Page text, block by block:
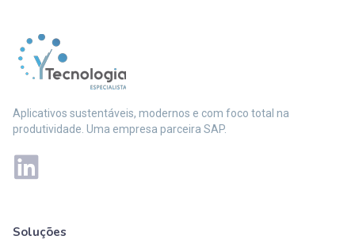
Aplicativos sustentáveis, modernos e com foco total na
produtividade. Uma empresa parceira SAP.
Soluções